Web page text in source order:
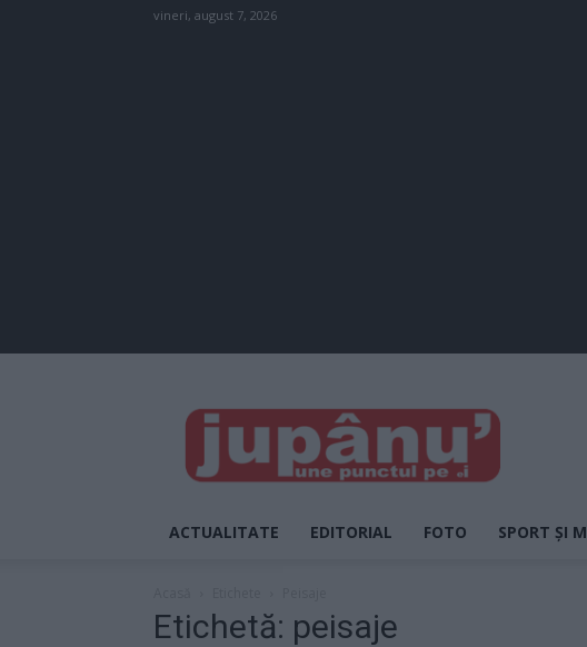
vineri, august 7, 2026
JUPÂNU'
ACTUALITATE EDITORIAL FOTO SPORT ȘI
Etichetă: peisaje